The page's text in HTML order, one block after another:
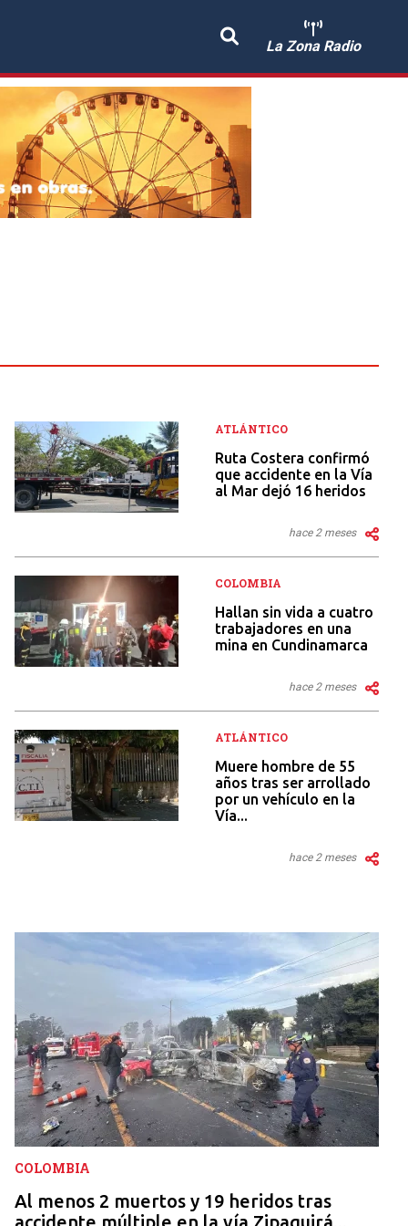
La Zona Radio
ATLÁNTICO
Ruta Costera confirmó
que accidente en la Vía
al Mar dejó 16 heridos
hace 2 meses
COLOMBIA
Hallan sin vida a cuatro
trabajadores en una
mina en Cundinamarca
hace 2 meses
ATLÁNTICO
Muere hombre de 55
años tras ser arrollado
por un vehículo en la
Vía...
hace 2 meses
COLOMBIA
Al menos 2 muertos y 19 heridos tras
accidente múltiple en la vía Zipaquirá...